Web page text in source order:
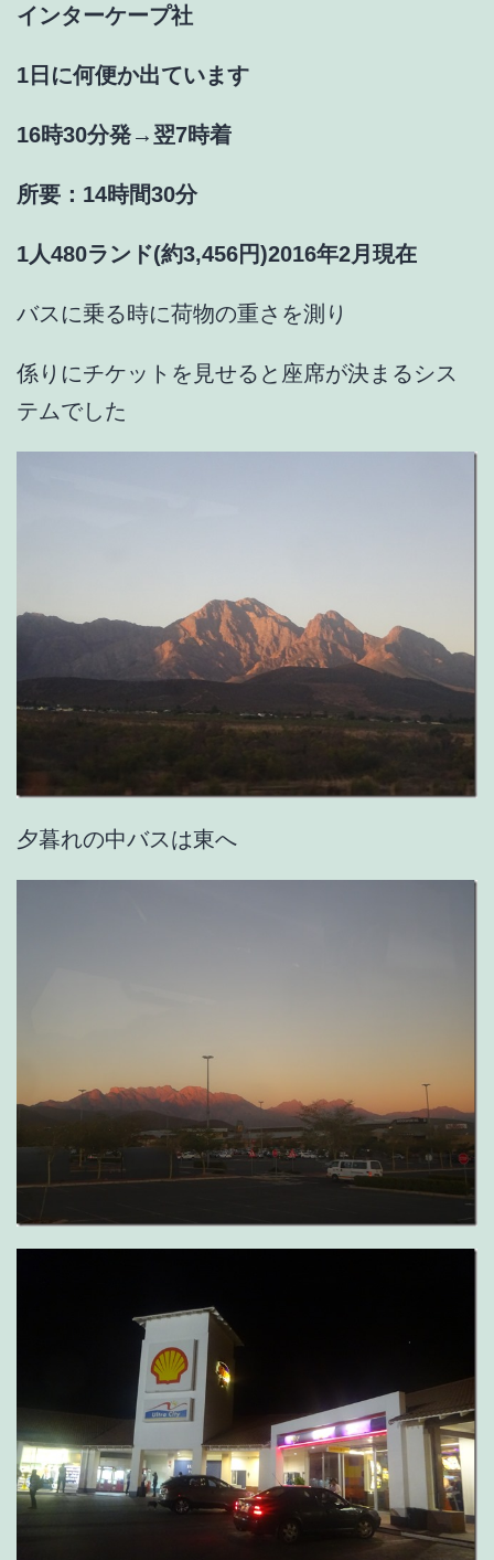
インターケープ社
1日に何便か出ています
16時30分発→翌7時着
所要：14時間30分
1人480ランド(約3,456円)2016年2月現在
バスに乗る時に荷物の重さを測り
係りにチケットを見せると座席が決まるシス
テムでした
夕暮れの中バスは東へ